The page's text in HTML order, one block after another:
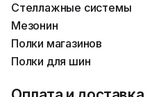
Стеллажные системы
Мезонин
Полки магазинов
Полки для шин